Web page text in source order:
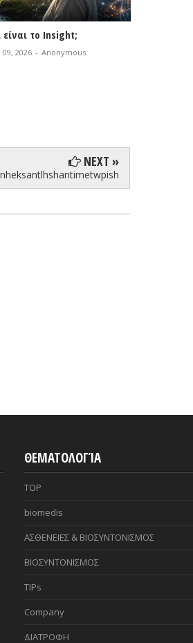
το Insight;
- Anonymous
NEXT »
ΘΕΜΑΤΟΛΟΓΊΑ
TOP
biomedis
ΑΣΘΕΝΕΙΕΣ & ΒΙΟΣΥΝΤΟΝΙΣΜΟΣ
ΒΙΟΣΥΝΤΟΝΙΣΜΟΣ
TIPs
Company
ΔΙΑΤΡΟΦΗ